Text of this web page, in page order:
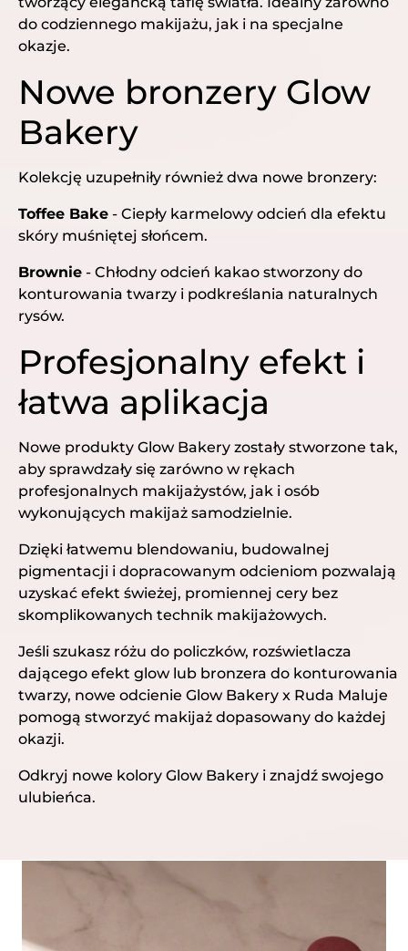
do codziennego makijażu, jak i na specjalne
okazje.
Nowe bronzery Glow
Bakery
Kolekcję uzupełniły również dwa nowe bronzery:
Toffee Bake - Ciepły karmelowy odcień dla efektu
skóry muśniętej słońcem.
Brownie - Chłodny odcień kakao stworzony do
konturowania twarzy i podkreślania naturalnych
rysów.
Profesjonalny efekt i
łatwa aplikacja
Nowe produkty Glow Bakery zostały stworzone tak,
aby sprawdzały się zarówno w rękach
profesjonalnych makijażystów, jak i osób
wykonujących makijaż samodzielnie.
Dzięki łatwemu blendowaniu, budowalnej
pigmentacji i dopracowanym odcieniom pozwalają
uzyskać efekt świeżej, promiennej cery bez
skomplikowanych technik makijażowych.
Jeśli szukasz różu do policzków, rozświetlacza
dającego efekt glow lub bronzera do konturowania
twarzy, nowe odcienie Glow Bakery x Ruda Maluje
pomogą stworzyć makijaż dopasowany do każdej
okazji.
Odkryj nowe kolory Glow Bakery i znajdź swojego
ulubieńca.